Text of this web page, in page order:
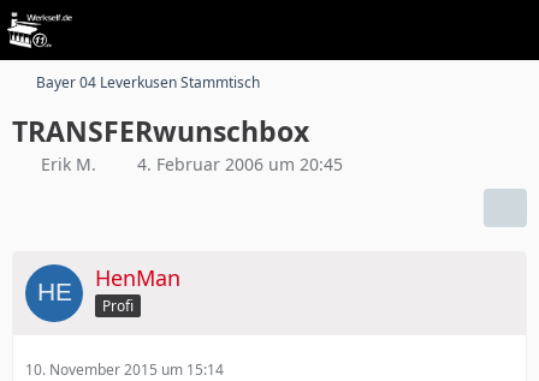
Bayer 04 Leverkusen Stammtisch
TRANSFERwunschbox
Erik M. 4. Februar 2006 um 20:45
HenMan
Profi
10. November 2015 um 15:14